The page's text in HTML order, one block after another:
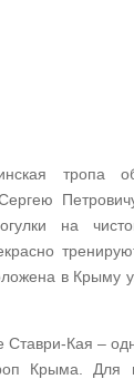
тропа
на
в Крыму
Ставри-Кая –
Крыма. Для